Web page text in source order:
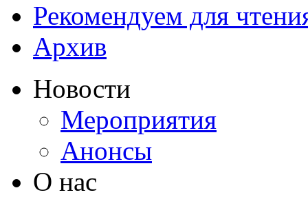
Рекомендуем для
Архив
Новости
Мероприятия
Анонсы
О нас